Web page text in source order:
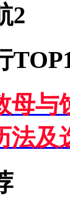
2
母与
法及